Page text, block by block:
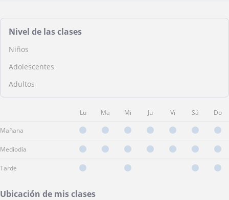
Nivel de las clases
Niños
Adolescentes
Adultos
Lu Ma Mi Ju Vi Sá Do
Mañana
Mediodía
Tarde
Ubicación de mis clases